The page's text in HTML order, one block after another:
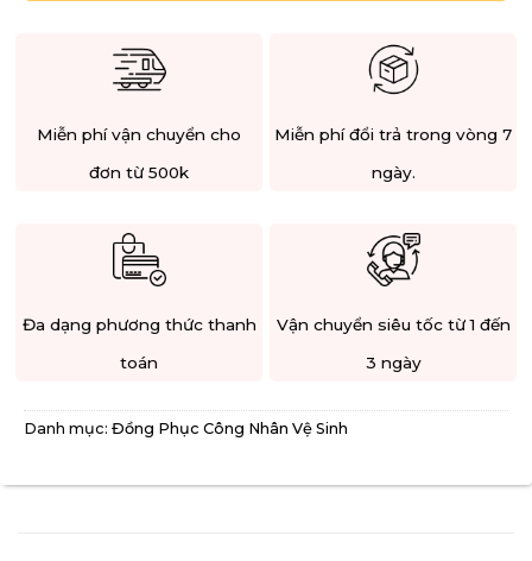
Miễn phí vận chuyển cho
đơn từ 500k
Miễn phí đổi trả trong vòng 7
ngày.
Đa dạng phương thức thanh
toán
Vận chuyển siêu tốc từ 1 đến
3 ngày
Danh mục: Đồng Phục Công Nhân Vệ Sinh